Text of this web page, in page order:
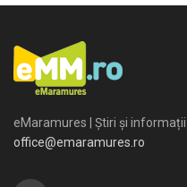
eMaramures | Știri și informații
office@emaramures.ro